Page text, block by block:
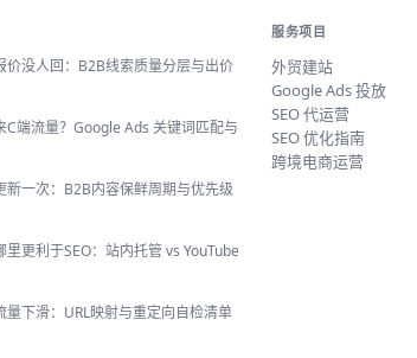
价没人回：B2B线索质量分层与出价
C端流量？Google Ads 关键词匹配与
新一次：B2B内容保鲜周期与优先级
里更利于SEO：站内托管 vs YouTube
量下滑：URL映射与重定向自检清单
服务项目
外贸建站
Google Ads 投放
SEO 代运营
SEO 优化指南
跨境电商运营